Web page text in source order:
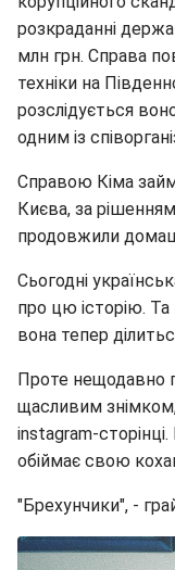
розкраданні
млн грн. Справа
техніки на
розслідується
одним із
Справою Кіма
Києва, за
продовжили
Сьогодні
про цю історію.
вона тепер
Проте нещодавно
щасливим
instagram-
обіймає свою
"Брехунчики", -